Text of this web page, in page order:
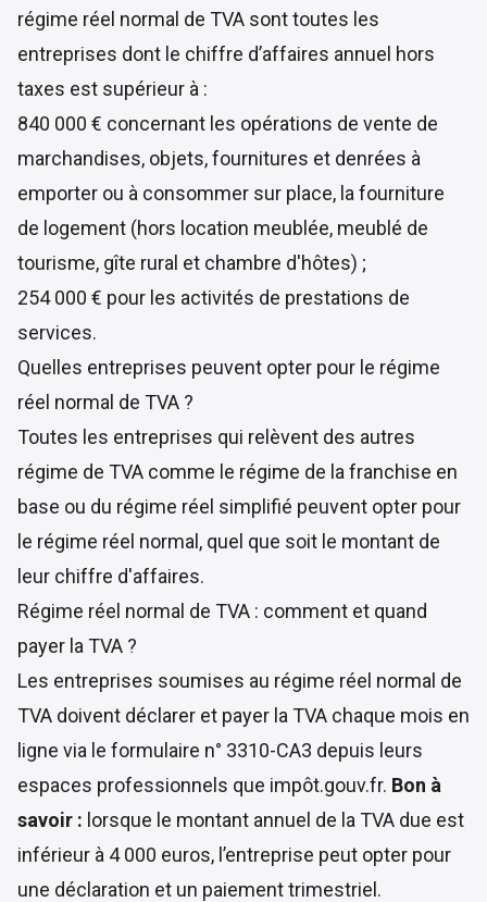
régime réel normal de TVA sont toutes les
entreprises dont le chiffre d’affaires annuel hors
taxes est supérieur à :
840 000 € concernant les opérations de vente de
marchandises, objets, fournitures et denrées à
emporter ou à consommer sur place, la fourniture
de logement (hors location meublée, meublé de
tourisme, gîte rural et chambre d'hôtes) ;
254 000 € pour les activités de prestations de
services.
Quelles entreprises peuvent opter pour le régime
réel normal de TVA ?
Toutes les entreprises qui relèvent des autres
régime de TVA comme le régime de la franchise en
base ou du régime réel simplifié peuvent opter pour
le régime réel normal, quel que soit le montant de
leur chiffre d'affaires.
Régime réel normal de TVA : comment et quand
payer la TVA ?
Les entreprises soumises au régime réel normal de
TVA doivent déclarer et payer la TVA chaque mois en
ligne via le formulaire n° 3310-CA3 depuis leurs
espaces professionnels que impôt.gouv.fr. Bon à
savoir : lorsque le montant annuel de la TVA due est
inférieur à 4 000 euros, l’entreprise peut opter pour
une déclaration et un paiement trimestriel.